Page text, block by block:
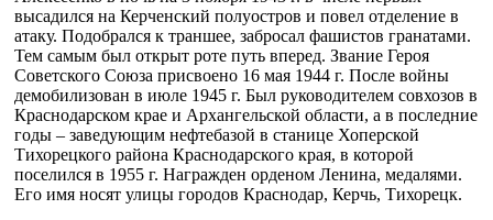
высадился на Керченский полуостров и повел отделение в
атаку. Подобрался к траншее, забросал фашистов гранатами.
Тем самым был открыт роте путь вперед. Звание Героя
Советского Союза присвоено 16 мая 1944 г. После войны
демобилизован в июле 1945 г. Был руководителем совхозов в
Краснодарском крае и Архангельской области, а в последние
годы – заведующим нефтебазой в станице Хоперской
Тихорецкого района Краснодарского края, в которой
поселился в 1955 г. Награжден орденом Ленина, медалями.
Его имя носят улицы городов Краснодар, Керчь, Тихорецк.